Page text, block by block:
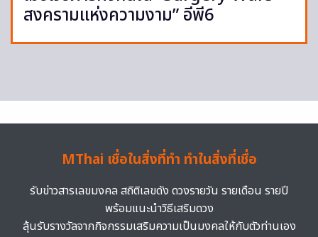
สงครามแห่งความงาม” อีพี6
MThai เชื่อในสิ่งที่ทำ ทำในสิ่งที่เชื่อ
รับข่าวสารเลขมงคล สถิติเลขดัง ดวงรายวัน รายเดือน รายปี
พร้อมแนะนำวิธีเสริมดวง
ลุ้นรับรางวัลจากกิจกรรมเสริมความเป็นมงคลให้กับตัวท่านเอง